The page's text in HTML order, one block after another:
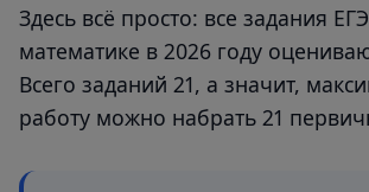
Здесь всё просто: все задания
математике в 2026 году
Всего заданий 21, а значит,
работу можно набрать 21